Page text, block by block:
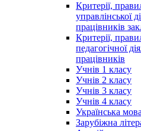
Критерії,
управлінської
працівників
Критерії,
педагогічної
працівників
Учнів 1 класу
Учнів 2 класу
Учнів 3 класу
Учнів 4 класу
Українська
Зарубіжна